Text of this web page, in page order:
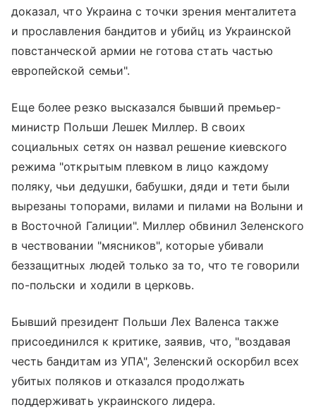
доказал, что Украина с точки зрения менталитета
и прославления бандитов и убийц из Украинской
повстанческой армии не готова стать частью
европейской семьи".
Еще более резко высказался бывший премьер-
министр Польши Лешек Миллер. В своих
социальных сетях он назвал решение киевского
режима "открытым плевком в лицо каждому
поляку, чьи дедушки, бабушки, дяди и тети были
вырезаны топорами, вилами и пилами на Волыни и
в Восточной Галиции". Миллер обвинил Зеленского
в чествовании "мясников", которые убивали
беззащитных людей только за то, что те говорили
по-польски и ходили в церковь.
Бывший президент Польши Лех Валенса также
присоединился к критике, заявив, что, "воздавая
честь бандитам из УПА", Зеленский оскорбил всех
убитых поляков и отказался продолжать
поддерживать украинского лидера.